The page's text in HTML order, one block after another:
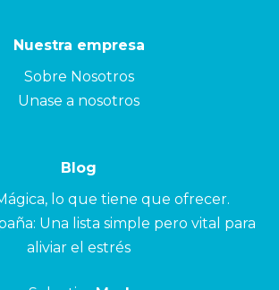
Nuestra empresa
Sobre Nosotros
Unase a nosotros
Blog
lo que tiene que ofrecer.
Una lista simple pero vital para
aliviar el estrés